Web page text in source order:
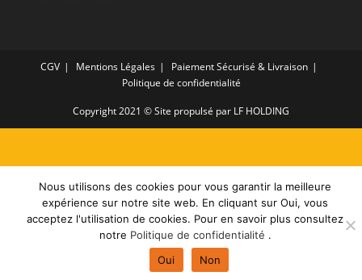
CGV Mentions Légales
Paiement Sécurisé & Livraison
Politique de confidentialité
Copyright 2021 © Site propulsé par LF HOLDING
Nous utilisons des cookies pour vous garantir la meilleure
expérience sur notre site web. En cliquant sur Oui, vous
acceptez l'utilisation de cookies. Pour en savoir plus consultez
notre Politique de confidentialité .
Oui
Non